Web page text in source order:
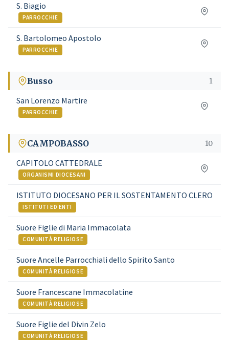
S. Biagio
PARROCCHIE
S. Bartolomeo Apostolo
PARROCCHIE
Busso 1
San Lorenzo Martire
PARROCCHIE
CAMPOBASSO 10
CAPITOLO CATTEDRALE
ORGANISMI DIOCESANI
ISTITUTO DIOCESANO PER IL SOSTENTAMENTO CLERO
ISTITUTI ED ENTI
Suore Figlie di Maria Immacolata
COMUNITÀ RELIGIOSE
Suore Ancelle Parrocchiali dello Spirito Santo
COMUNITÀ RELIGIOSE
Suore Francescane Immacolatine
COMUNITÀ RELIGIOSE
Suore Figlie del Divin Zelo
COMUNITÀ RELIGIOSE